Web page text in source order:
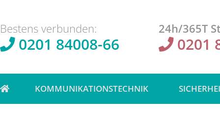
Bestens verbunden:
0201 84008-66
24h/365T
0201
KOMMUNIKATIONSTECHNIK